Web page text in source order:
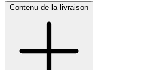
Contenu de la livraison